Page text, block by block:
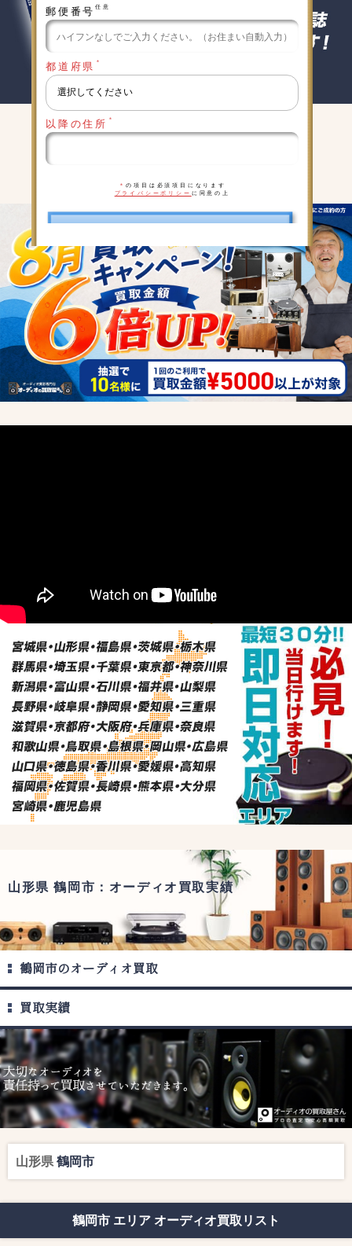
郵便番号 任意
都道府県 ＊
以降の住所 ＊
＊の項目は必須項目になります
プライバシーポリシー に同意の上
キャンペーン実施中
山形県 鶴岡市：オーディオ買取実績
鶴岡市のオーディオ買取
買取実績
山形県 鶴岡市
鶴岡市 エリア オーディオ買取リスト